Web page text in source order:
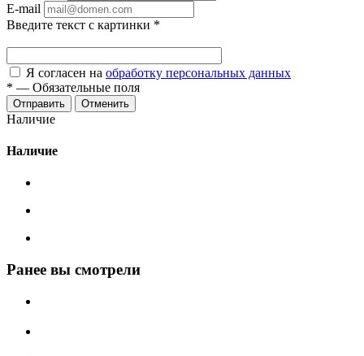
E-mail
Введите текст с картинки *
Я согласен на обработку персональных данных
* — Обязательные поля
Отменить
Наличие
Наличие
Ранее вы смотрели